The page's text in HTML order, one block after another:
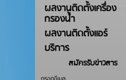
ผลงานติดตั้งเครื่อง
กรองน้ำ
ผลงานติดตั้งแอร์
บริการ
สมัครรับข่าวสาร